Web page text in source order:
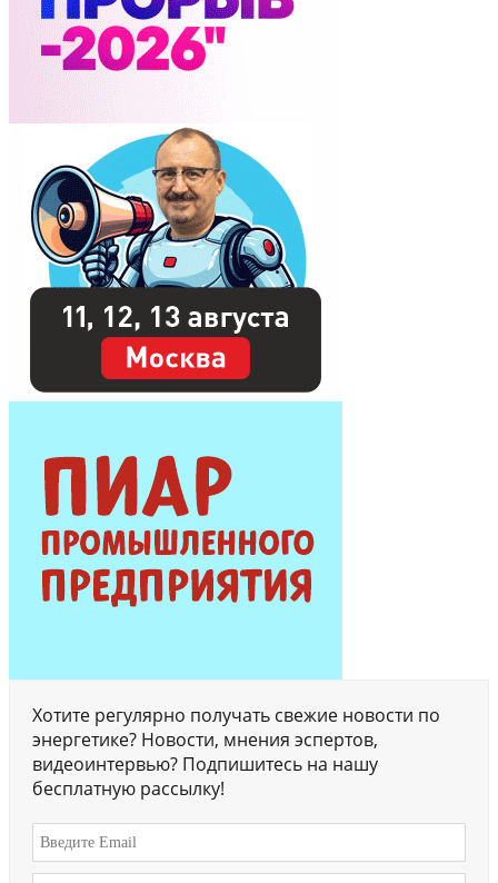
Хотите регулярно получать свежие новости по
энергетике? Новости, мнения эспертов,
видеоинтервью? Подпишитесь на нашу
бесплатную рассылку!